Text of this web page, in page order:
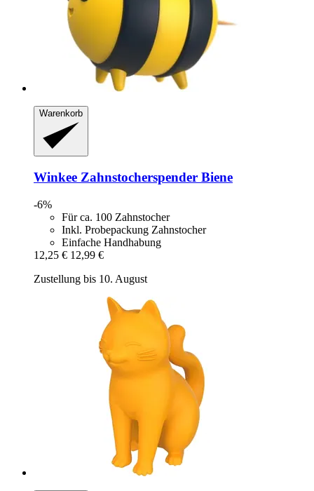
Warenkorb
Winkee Zahnstocherspender Biene
-6%
Für ca. 100 Zahnstocher
Inkl. Probepackung Zahnstocher
Einfache Handhabung
12,25 € 12,99 €
Zustellung bis 10. August